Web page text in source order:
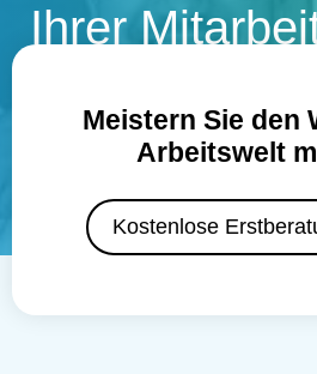
Ihrer
Meistern Sie den
Arbeitswelt
Kostenlose